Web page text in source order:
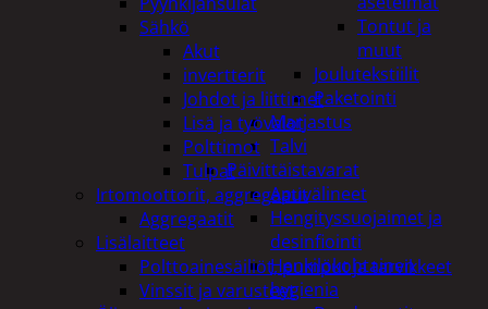
Tontut ja
muut
Joulutekstiilit
Paketointi
Marjastus
Talvi
Päivittäistavarat
Apuvälineet
Hengityssuojaimet ja
desinfiointi
Henkilökohtainen
hygienia
Sähkö
Akut
invertterit
Johdot ja liittimet
Lisä ja työvalot
Polttimot
Tulpat
Irtomoottorit, aggregaatit
Aggregaatit
Lisälaitteet
Polttoainesäiliöt, pumput ja tarvikkeet
Vinssit ja varusteet